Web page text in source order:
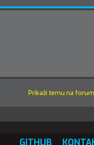
Prikaži temu na
GITHUB